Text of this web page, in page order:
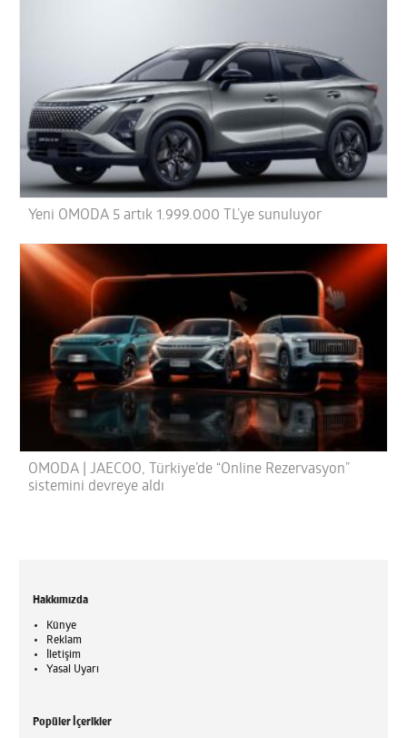
Yeni OMODA 5 artık 1.999.000 TL’ye sunuluyor
OMODA | JAECOO, Türkiye’de “Online Rezervasyon”
sistemini devreye aldı
Hakkımızda
Künye
Reklam
İletişim
Yasal Uyarı
Popüler İçerikler